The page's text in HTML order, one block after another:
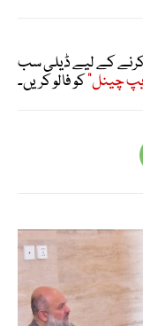
کے لیے ڈیلی سب
چینل"کو فالو کریں۔